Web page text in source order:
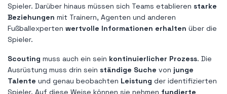
Spieler. Darüber hinaus müssen sich Teams etablieren starke
Beziehungen mit Trainern, Agenten und anderen
Fußballexperten wertvolle Informationen erhalten über die
Spieler.
Scouting muss auch ein sein kontinuierlicher Prozess. Die
Ausrüstung muss drin sein ständige Suche von junge
Talente und genau beobachten Leistung der identifizierten
Spieler. Auf diese Weise können sie nehmen fundierte